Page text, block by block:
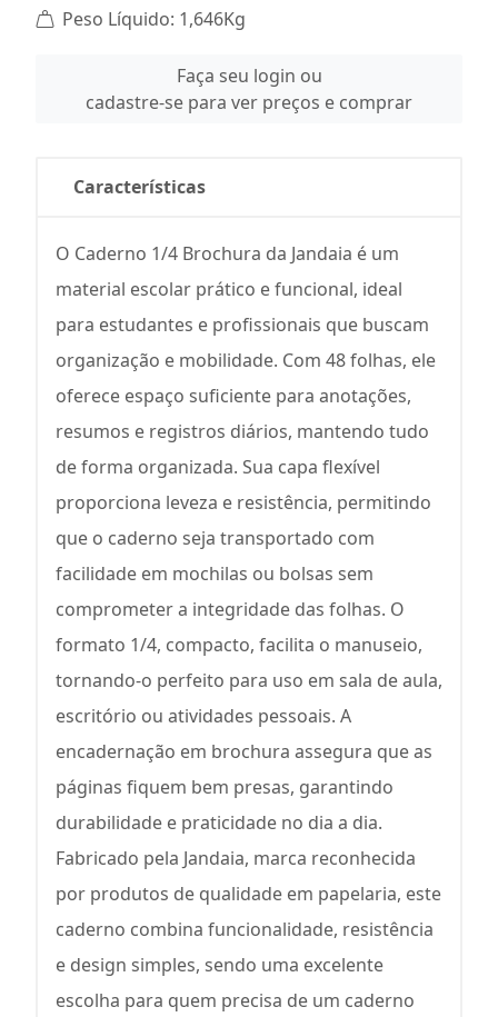
Peso Líquido: 1,646Kg
Faça seu login ou
cadastre-se para ver preços e comprar
Características
O Caderno 1/4 Brochura da Jandaia é um
material escolar prático e funcional, ideal
para estudantes e profissionais que buscam
organização e mobilidade. Com 48 folhas, ele
oferece espaço suficiente para anotações,
resumos e registros diários, mantendo tudo
de forma organizada. Sua capa flexível
proporciona leveza e resistência, permitindo
que o caderno seja transportado com
facilidade em mochilas ou bolsas sem
comprometer a integridade das folhas. O
formato 1/4, compacto, facilita o manuseio,
tornando-o perfeito para uso em sala de aula,
escritório ou atividades pessoais. A
encadernação em brochura assegura que as
páginas fiquem bem presas, garantindo
durabilidade e praticidade no dia a dia.
Fabricado pela Jandaia, marca reconhecida
por produtos de qualidade em papelaria, este
caderno combina funcionalidade, resistência
e design simples, sendo uma excelente
escolha para quem precisa de um caderno